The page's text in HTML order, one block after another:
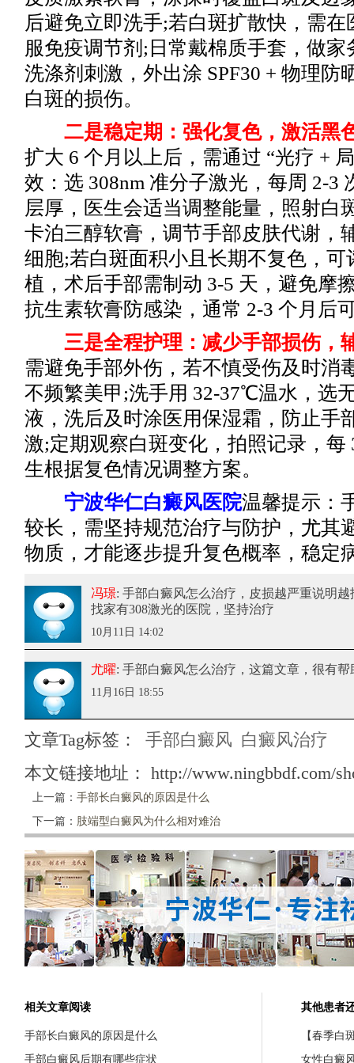
后避免立即洗手;若白斑扩散快，需
服免疫调节剂;日常戴棉质手套，做
洗涤剂刺激，外出涂 SPF30 + 物理防
白斑的损伤。
二是稳定期：强化复色，激活黑
扩大 6 个月以上后，需通过 “光疗 +
效：选 308nm 准分子激光，每周 2-3
层厚，医生会适当调整能量，照射白
卡泊三醇软膏，调节手部皮肤代谢，
细胞;若白斑面积小且长期不复色，可
植，术后手部需制动 3-5 天，避免摩
抗生素软膏防感染，通常 2-3 个月后
三是全程护理：减少手部损伤，
需避免手部外伤，若不慎受伤及时消
不频繁美甲;洗手用 32-37℃温水，选
液，洗后及时涂医用保湿霜，防止手
激;定期观察白斑变化，拍照记录，每
生根据复色情况调整方案。
宁波华仁白癜风医院温馨提示：
较长，需坚持规范治疗与防护，尤其
物质，才能逐步提升复色概率，稳定
冯璟: 手部白癜风怎么治疗 ，皮损越严重说明
找家有308激光的医院，坚持治疗
10月11日 14:02
尤曜: 手部白癜风怎么治疗 ，这篇文章，很有
11月16日 18:55
文章Tag标签： 手部白癜风 白癜风治疗
本文链接地址： http://www.ningbbdf.com/
上一篇： 手部长白癜风的原因是什么
下一篇： 肢端型白癜风为什么相对难治
相关文章阅读
手部长白癜风的原因是什么
手部白癜风后期有哪些症状
其他患者
【春季白
女性白癜